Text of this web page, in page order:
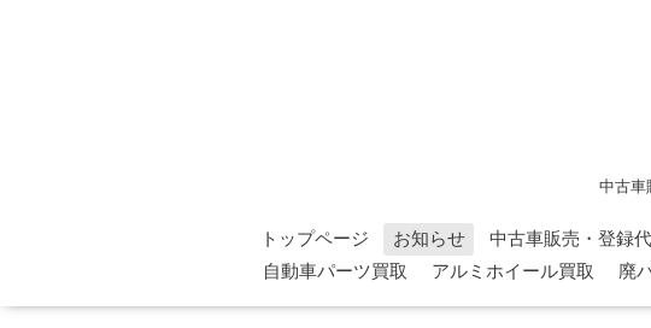
中古車
トップページ お知らせ 中古車販売・登録
自動車パーツ買取
アルミホイール買取 廃